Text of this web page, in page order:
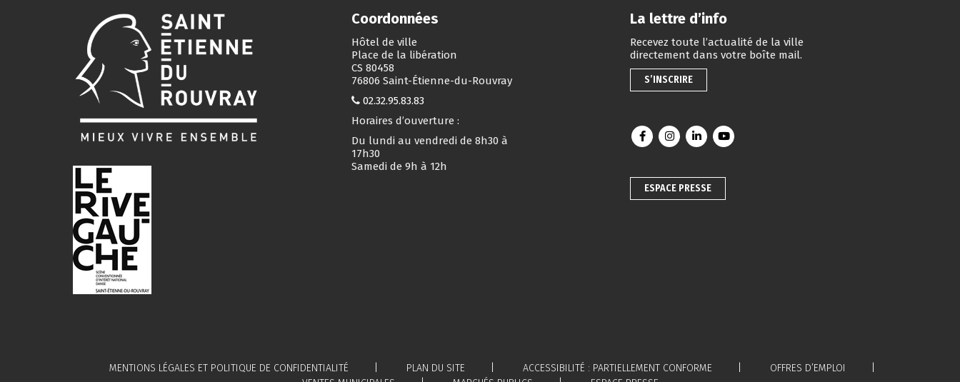
Coordonnées
Hôtel de ville
Place de la libération
CS 80458
76806 Saint-Étienne-du-Rouvray
02.32.95.83.83
Horaires d’ouverture :
Du lundi au vendredi de 8h30 à
17h30
Samedi de 9h à 12h
La lettre d’info
Recevez toute l’actualité de la ville
directement dans votre boîte mail.
S’INSCRIRE
Lien vers le compte Facebook
Lien vers le compte Instagram
Lien vers le compte Linkedin
Lien vers la chaîne Youtube
ESPACE PRESSE
MENTIONS LÉGALES ET POLITIQUE DE CONFIDENTIALITÉ PLAN DU SITE ACCESSIBILITÉ : PARTIELLEMENT CONFORME
OFFRES D’EMPLOI